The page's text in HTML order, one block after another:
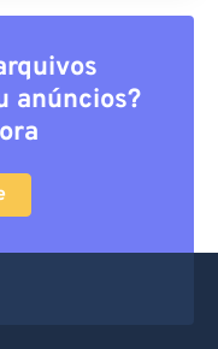
anúncios?